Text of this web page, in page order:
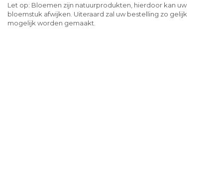
Let op: Bloemen zijn natuurprodukten, hierdoor kan uw
bloemstuk afwijken. Uiteraard zal uw bestelling zo gelijk
mogelijk worden gemaakt.